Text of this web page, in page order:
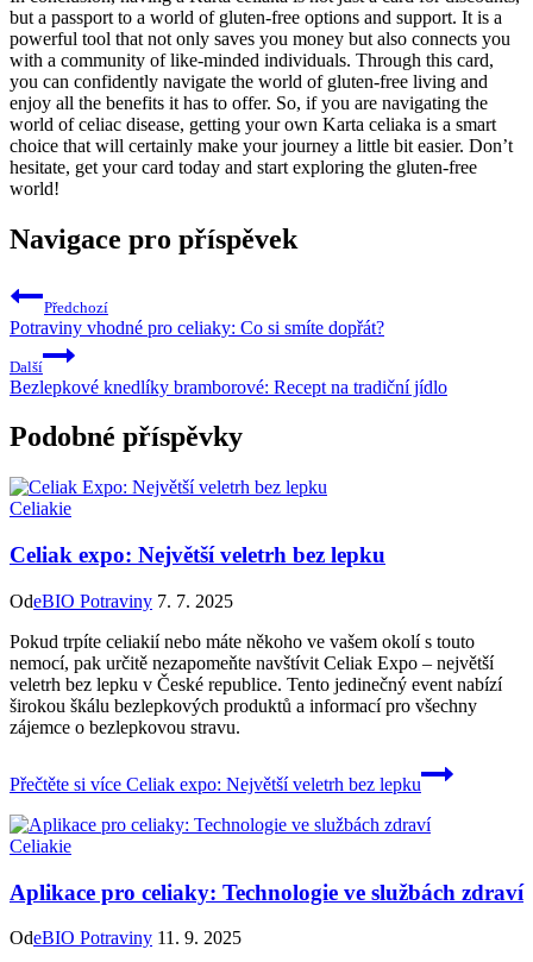
but a passport to a world of gluten-free options and support. It is a
powerful tool that not only saves you money but also connects you
with a community of like-minded individuals. Through this card,
you can confidently navigate the world of gluten-free living and
enjoy all the benefits it has to offer. So, if you are navigating the
world of celiac disease, getting your own Karta celiaka is a smart
choice that will certainly make your journey a little bit easier. Don’t
hesitate, get your card today and start exploring the gluten-free
world!
Navigace pro příspěvek
Předchozí
Potraviny vhodné pro celiaky: Co si smíte dopřát?
Další
Bezlepkové knedlíky bramborové: Recept na tradiční jídlo
Podobné příspěvky
Celiakie
Celiak expo: Největší veletrh bez lepku
OdeBIO Potraviny 7. 7. 2025
Pokud trpíte celiakií nebo máte někoho ve vašem okolí s touto
nemocí, pak určitě nezapomeňte navštívit Celiak Expo – největší
veletrh bez lepku v České republice. Tento jedinečný event nabízí
širokou škálu bezlepkových produktů a informací pro všechny
zájemce o bezlepkovou stravu.
Přečtěte si více Celiak expo: Největší veletrh bez lepku
Celiakie
Aplikace pro celiaky: Technologie ve službách zdraví
OdeBIO Potraviny 11. 9. 2025